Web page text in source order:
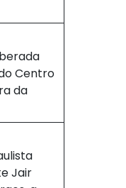
Centro
da
Jair